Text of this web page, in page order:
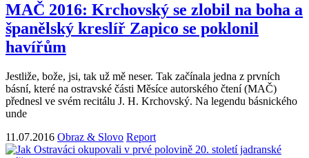
MAČ 2016: Krchovský se zlobil na boha a
španělský kreslíř Zapico se poklonil
havířům
Jestliže, bože, jsi, tak už mě neser. Tak začínala jedna z prvních
básní, které na ostravské části Měsíce autorského čtení (MAČ)
přednesl ve svém recitálu J. H. Krchovský. Na legendu básnického
unde
11.07.2016 Obraz & Slovo Report